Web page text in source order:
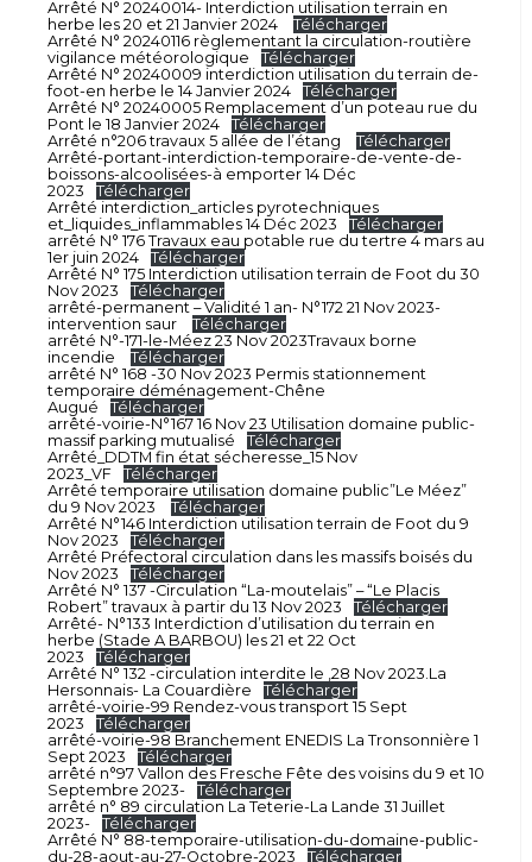
Arrêté N° 20240014- Interdiction utilisation terrain en
herbe les 20 et 21 Janvier 2024
Télécharger
Arrêté N° 20240116 règlementant la circulation-routière
vigilance météorologique
Télécharger
Arrêté N° 20240009 interdiction utilisation du terrain de-
foot-en herbe le 14 Janvier 2024
Télécharger
Arrêté N° 20240005 Remplacement d’un poteau rue du
Pont le 18 Janvier 2024
Télécharger
Arrêté n°206 travaux 5 allée de l’étang
Télécharger
Arrêté-portant-interdiction-temporaire-de-vente-de-
boissons-alcoolisées-à emporter 14 Déc
2023
Télécharger
Arrêté interdiction_articles pyrotechniques
et_liquides_inflammables 14 Déc 2023
Télécharger
arrêté N° 176 Travaux eau potable rue du tertre 4 mars au
1er juin 2024
Télécharger
Arrêté N° 175 Interdiction utilisation terrain de Foot du 30
Nov 2023
Télécharger
arrêté-permanent – Validité 1 an- N°172 21 Nov 2023-
intervention saur
Télécharger
arrêté N°-171-le-Méez 23 Nov 2023Travaux borne
incendie
Télécharger
arrêté N° 168 -30 Nov 2023 Permis stationnement
temporaire déménagement-Chêne
Augué
Télécharger
arrêté-voirie-N°167 16 Nov 23 Utilisation domaine public-
massif parking mutualisé
Télécharger
Arrêté_DDTM fin état sécheresse_15 Nov
2023_VF
Télécharger
Arrêté temporaire utilisation domaine public”Le Méez”
du 9 Nov 2023
Télécharger
Arrêté N°146 Interdiction utilisation terrain de Foot du 9
Nov 2023
Télécharger
Arrêté Préfectoral circulation dans les massifs boisés du
Nov 2023
Télécharger
Arrêté N° 137 -Circulation “La-moutelais” – “Le Placis
Robert” travaux à partir du 13 Nov 2023
Télécharger
Arrêté- N°133 Interdiction d’utilisation du terrain en
herbe (Stade A BARBOU) les 21 et 22 Oct
2023
Télécharger
Arrêté N° 132 -circulation interdite le ,28 Nov 2023.La
Hersonnais- La Couardière
Télécharger
arrêté-voirie-99 Rendez-vous transport 15 Sept
2023
Télécharger
arrêté-voirie-98 Branchement ENEDIS La Tronsonnière 1
Sept 2023
Télécharger
arrêté n°97 Vallon des Fresche Fête des voisins du 9 et 10
Septembre 2023-
Télécharger
arrêté n° 89 circulation La Teterie-La Lande 31 Juillet
2023-
Télécharger
Arrêté N° 88-temporaire-utilisation-du-domaine-public-
du-28-aout-au-27-Octobre-2023
Télécharger